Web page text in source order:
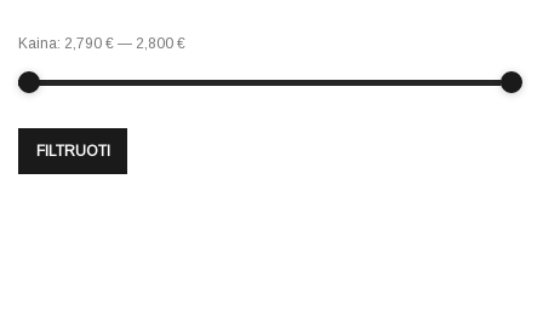
FILTRUOTI
Kaina: 2,790 € — 2,800 €